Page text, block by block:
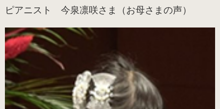
ピアニスト 今泉凛咲さま（お母さまの声）